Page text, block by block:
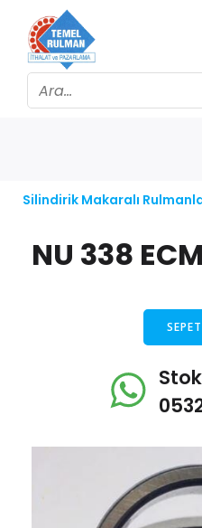
Silindirik Makaralı
NU 338